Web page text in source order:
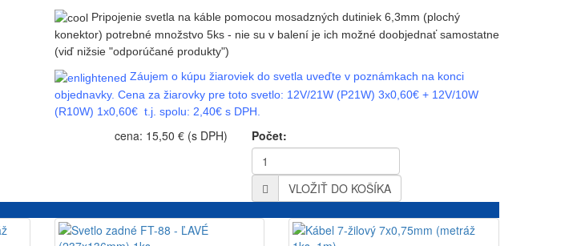
Pripojenie svetla na káble pomocou mosadzných dutiniek 6,3mm (plochý
konektor) potrebné množstvo 5ks - nie su v balení je ich možné doobjednať samostatne
(viď nižsie "odporúčané produkty")
Záujem o kúpu žiaroviek do svetla uveďte v poznámkach na konci
objednavky. Cena za žiarovky pre toto svetlo: 12V/21W (P21W) 3x0,60€ + 12V/10W
(R10W) 1x0,60€ t.j. spolu: 2,40€ s DPH.
cena: 15,50 € (s DPH) Počet:
VLOŽIŤ DO KOŠÍKA